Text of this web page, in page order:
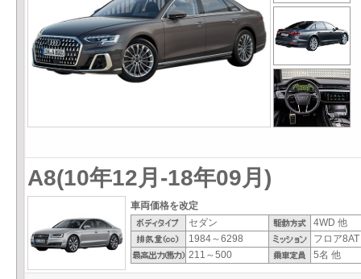
A8(10年12月-18年09月)
車両価格を改定
セダン
4WD 他
1984～6298
フロア8AT
211～500
5名 他